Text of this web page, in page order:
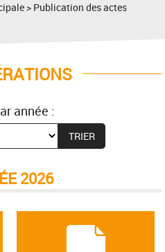
> Publication des actes
année :
2026